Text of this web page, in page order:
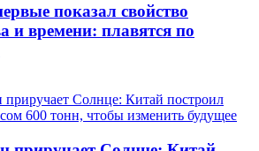
показал свойство
и времени: плавятся по